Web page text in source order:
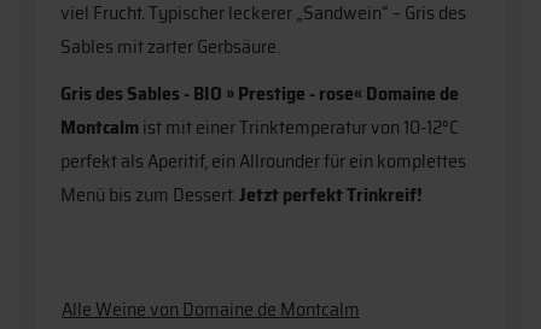
viel Frucht. Typischer leckerer „Sandwein“ – Gris des
Sables mit zarter Gerbsäure.
Gris des Sables - BIO » Prestige - rose« Domaine de
Montcalmist mit einer Trinktemperatur von 10-12°C
perfekt als Aperitif, ein Allrounder für ein komplettes
Menü bis zum Dessert.Jetzt perfekt Trinkreif!
Alle Weine von Domaine de Montcalm